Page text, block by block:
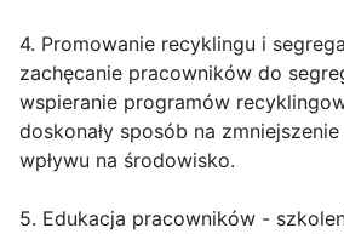
4. Promowanie recyklingu i
zachęcanie pracowników do
wspieranie programów
doskonały sposób na
wpływu na środowisko.
5. Edukacja pracowników -